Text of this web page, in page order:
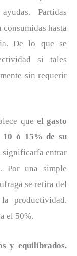
Partidas
consumidas hasta
De lo que se
si tales
sin requerir
que el gasto
ó 15% de su
significaría entrar
Por una simple
se retira del
productividad.
el 50%.
y equilibrados.